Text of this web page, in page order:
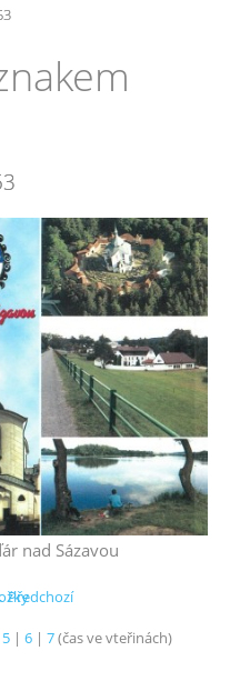
nad Sázavou
5 | 6 | 7(čas ve vteřinách)